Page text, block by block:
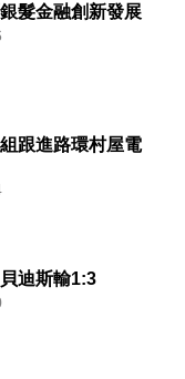
髮金融創新發展
跟進路環村屋電
迪斯輸1:3